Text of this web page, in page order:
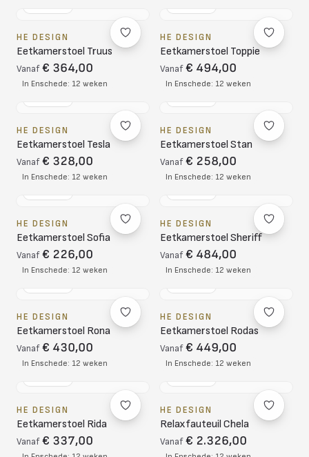
HE DESIGN
Eetkamerstoel Truus
Vanaf € 364,00
In Enschede: 12 weken
HE DESIGN
Eetkamerstoel Toppie
Vanaf € 494,00
In Enschede: 12 weken
HE DESIGN
Eetkamerstoel Tesla
Vanaf € 328,00
In Enschede: 12 weken
HE DESIGN
Eetkamerstoel Stan
Vanaf € 258,00
In Enschede: 12 weken
HE DESIGN
Eetkamerstoel Sofia
Vanaf € 226,00
In Enschede: 12 weken
HE DESIGN
Eetkamerstoel Sheriff
Vanaf € 484,00
In Enschede: 12 weken
HE DESIGN
Eetkamerstoel Rona
Vanaf € 430,00
In Enschede: 12 weken
HE DESIGN
Eetkamerstoel Rodas
Vanaf € 449,00
In Enschede: 12 weken
HE DESIGN
Eetkamerstoel Rida
Vanaf € 337,00
HE DESIGN
Relaxfauteuil Chela
Vanaf € 2.326,00